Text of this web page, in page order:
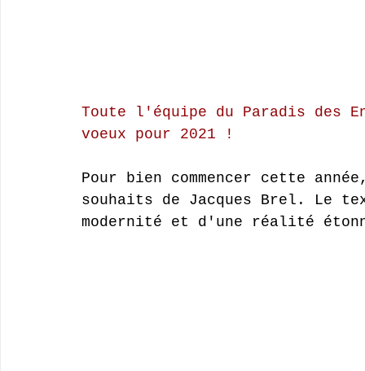
Toute l'équipe du Paradis des
voeux pour 2021 !
Pour bien commencer cette
souhaits de Jacques Brel. Le
modernité et d'une réalité